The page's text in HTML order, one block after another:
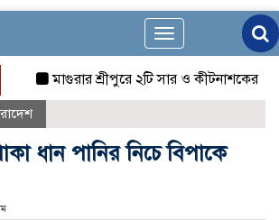
Toggle
navigation
মাগুরার শ্রীপুরে ২টি সার ও কীটনাশকের দোকানে
ধান পানির নিচে বিপাকে